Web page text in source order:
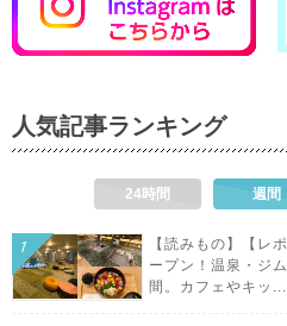
人気記事ランキング
24時間 週間
【読みもの】【レ
ープン！温泉・ジ
間。カフェやキッ...